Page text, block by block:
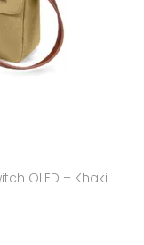
OLED – Khaki